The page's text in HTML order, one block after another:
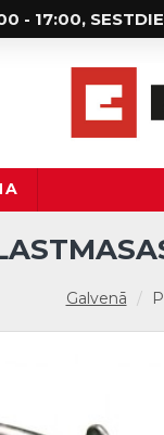
- 17:00,
Galvenā